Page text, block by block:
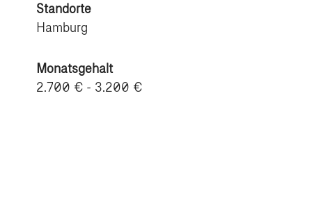
Standorte
Hamburg
Monatsgehalt
2.700 € - 3.200 €